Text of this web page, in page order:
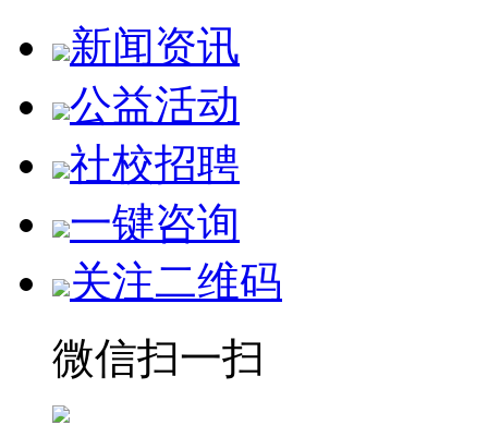
新闻资讯
公益活动
社校招聘
一键咨询
关注二维码
微信扫一扫